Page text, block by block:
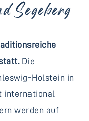
Segeberg
Die
Holstein in
international
werden auf